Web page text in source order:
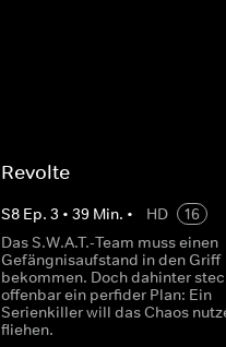
Revolte
S8 Ep. 3 • 39Min. • HD
16
Das S.W.A.T.-Team muss einen
Gefängnisaufstand in den Griff
bekommen. Doch dahinter
offenbar ein perfider Plan: Ein
Serienkiller will das Chaos
fliehen.